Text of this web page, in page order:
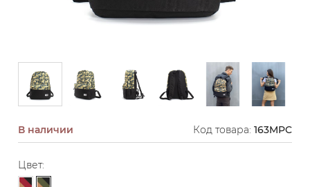
В наличии Код товара: 163MPC
Цвет:
Бордовый камуфляж